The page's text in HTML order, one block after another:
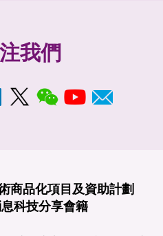
我們
商品化項目及資助計劃
科技分享會籍